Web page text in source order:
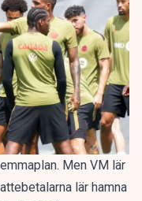
Men VM lär
lär hamna